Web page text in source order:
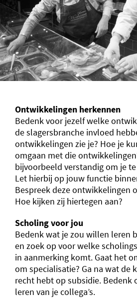
Ontwikkelingen herkennen
Bedenk voor jezelf welke
de slagersbranche invloed
ontwikkelingen zie je? Hoe je
omgaan met die
bijvoorbeeld verstandig om je
Let hierbij op jouw functie
Bespreek deze ontwikkelingen
Hoe kijken zij hiertegen aan?
Scholing voor jou
Bedenk wat je zou willen leren
en zoek op voor welke
in aanmerking komt. Gaat het
om specialisatie? Ga na wat de
recht hebt op subsidie. Bedenk
leren van je collega’s.